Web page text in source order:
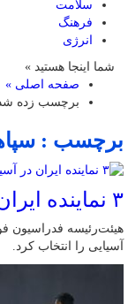
سلامت
فرهنگ
انرژی
شما اینجا هستید »
صفحه اصلی »
برچسب زده
برچسب :
۳ نماینده ایران در آسیا مشخص شدند
آسیایی را انتخاب کرد.